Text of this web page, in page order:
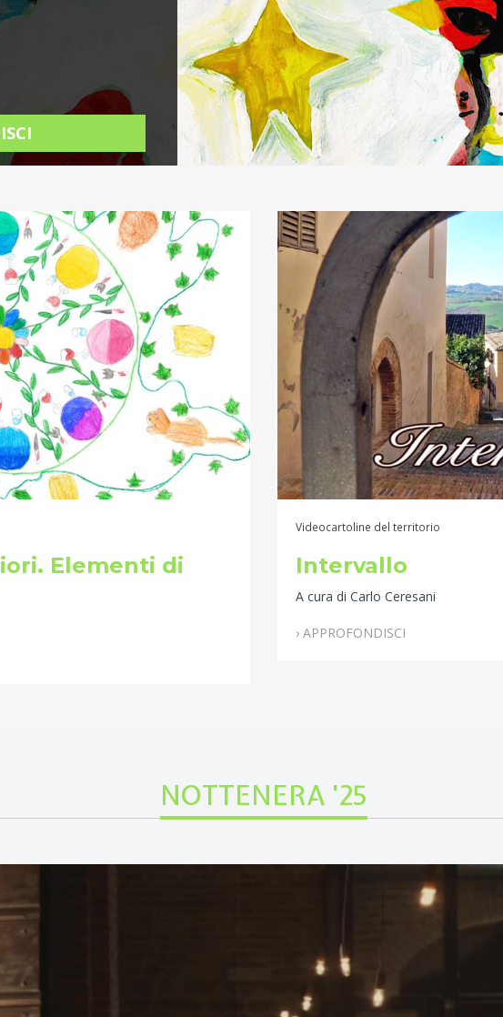
Elementi di
Videocartoline del territorio
Intervallo
A cura di Carlo Ceresani
› APPROFONDISCI
NOTTENERA '25